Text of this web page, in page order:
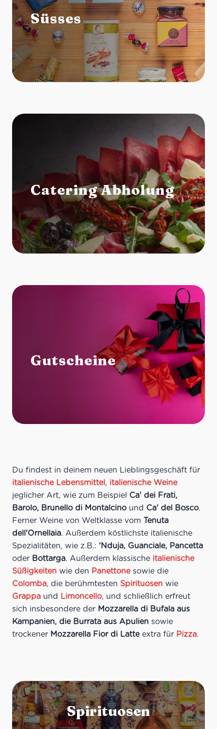
Süsses
Catering Abholung
Gutscheine
Du findest in deinem neuen Lieblingsgeschäft für
italienische Lebensmittel, italienische Weine
jeglicher Art, wie zum Beispiel Ca' dei Frati,
Barolo, Brunello di Montalcino und Ca' del Bosco.
Ferner Weine von Weltklasse vomTenuta
dell'Ornellaia. Außerdem köstlichste italienische
Spezialitäten, wie z.B.: 'Nduja, Guanciale, Pancetta
oder Bottarga. Außerdem klassische italienische
Süßigkeiten wie den Panettonesowie die
Colomba, die berühmtesten Spirituosen wie
Grappa und Limoncello, und schließlich erfreut
sich insbesondere der Mozzarella di Bufala aus
Kampanien, die Burrata aus Apulien sowie
trockener Mozzarella Fior di Latteextra für Pizza.